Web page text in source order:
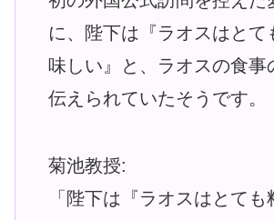
に、陛下は『ラオスはとて
味しい』と、ラオスの食事
伝えられていたそうです。
菊池教授:
「陛下は『ラオスはとて